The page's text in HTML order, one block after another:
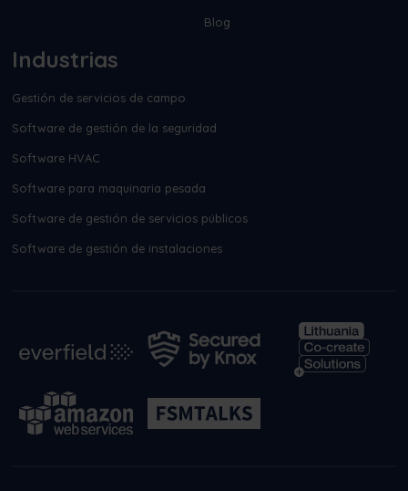
Blog
Industrias
Gestión de servicios de campo
Software de gestión de la seguridad
Software HVAC
Software para maquinaria pesada
Software de gestión de servicios públicos
Software de gestión de instalaciones